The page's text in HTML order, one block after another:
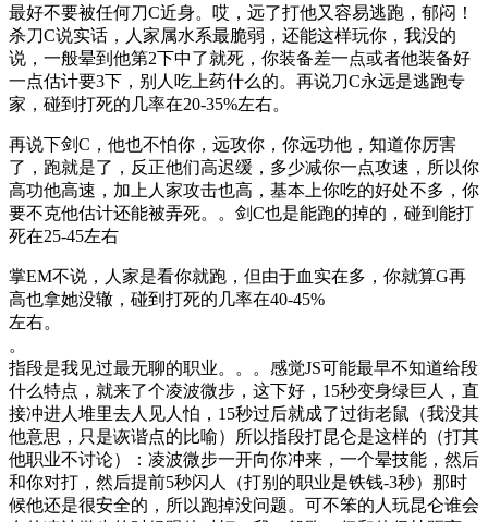
最好不要被任何刀C近身。哎，远了打他又容易逃跑，郁闷！
杀刀C说实话，人家属水系最脆弱，还能这样玩你，我没的
说，一般晕到他第2下中了就死，你装备差一点或者他装备好
一点估计要3下，别人吃上药什么的。再说刀C永远是逃跑专
家，碰到打死的几率在20-35%左右。
再说下剑C，他也不怕你，远攻你，你远功他，知道你厉害
了，跑就是了，反正他们高迟缓，多少减你一点攻速，所以你
高功他高速，加上人家攻击也高，基本上你吃的好处不多，你
要不克他估计还能被弄死。。剑C也是能跑的掉的，碰到能打
死在25-45左右
掌EM不说，人家是看你就跑，但由于血实在多，你就算G再
高也拿她没辙，碰到打死的几率在40-45%
左右。
。
指段是我见过最无聊的职业。。。感觉JS可能最早不知道给段
什么特点，就来了个凌波微步，这下好，15秒变身绿巨人，直
接冲进人堆里去人见人怕，15秒过后就成了过街老鼠（我没其
他意思，只是诙谐点的比喻）所以指段打昆仑是这样的（打其
他职业不讨论）：凌波微步一开向你冲来，一个晕技能，然后
和你对打，然后提前5秒闪人（打别的职业是铁钱-3秒）那时
候他还是很安全的，所以跑掉没问题。可不笨的人玩昆仑谁会